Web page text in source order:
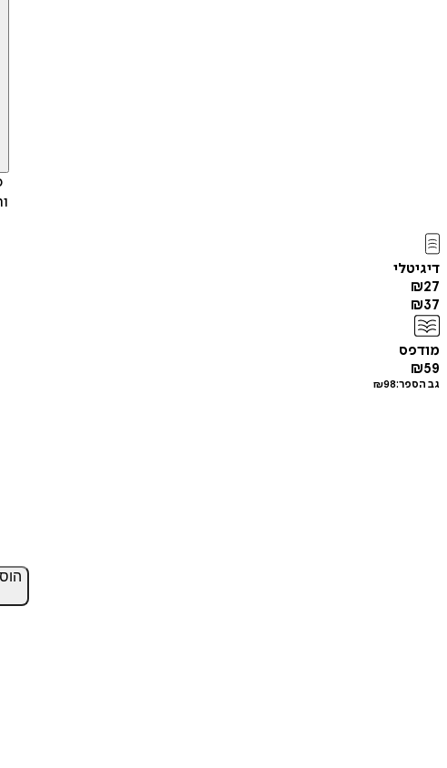
דיגיטלי
₪27
₪37
מודפס
₪59
גב הספר: ₪98